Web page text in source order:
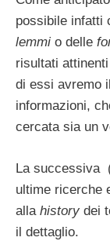
possibile infatti
lemmi o delle
risultati
di essi avremo
informazioni,
cercata sia un
La successiva
ultime ricerche
alla history dei
il dettaglio.